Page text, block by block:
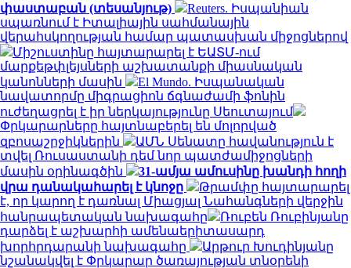
փաստաբան (տեսանյութ)
Reuters. Իսպանիան
սպառնում է Իտալիային սահմանային
վերահսկողության համար պատասխան միջոցներով
Միշուստինը հայտարարել է ԵԱՏՄ-ում
մարքեթփլեյսների աշխատանքի միասնական
կանոնների մասին
El Mundo. Իսպանական
նավատորմը միգրացիոն ճգնաժամի ֆոնին
ուժեղացրել է իր ներկայությունը Սեուտայում
Փրկարարները հայտնաբերել են մոլորված
զբոսաշրջիկներին
ԱՄՆ Սենատը հավանություն է
տվել Ռուսաստանի դեմ նոր պատժամիջոցների
մասին օրինագծին
31-ամյա ամուսինը խանդի հողի
վրա դանակահարել է կնոջը
Թրամփը հայտարարել
է, որ կարող է դառնալ Միացյալ Նահանգների վերջին
հանրապետական ​​նախագահը
Ռուբեն Ռուբինյանը
դարձել է աշխարհի ամենաերիտասարդ
խորհրդարանի նախագահը
Արթուր Խուդինյանը
նշանակվել է Փրկարար ծառայության տնօրենի